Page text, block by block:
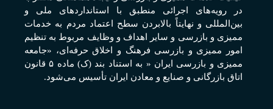
در رويه‌های اجرائی منطبق با استانداردهای ملی و
بين‌المللی و نهايتاً بالابردن سطح اعتماد مردم به خدمات
مميزی و بازرسی و ساير اهداف و وظايف مربوط به تنظيم
امور مميزی و بازرسی فرهنگ و اخلاق حرفه‌ای، «جامعه
مميزی و بازرسی ايران « به استناد بند (ک) ماده ۵ قانون
اتاق بازرگانی و صنايع و معادن ايران تأسيس می‌شود.